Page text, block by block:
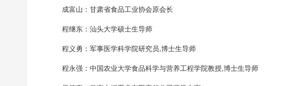
成富山：甘肃省食品工业协会原会长
程继东：汕头大学硕士生导师
程义勇：军事医学科学院研究员,博士生导师
程永强：中国农业大学食品科学与营养工程学院教授,博士生导师